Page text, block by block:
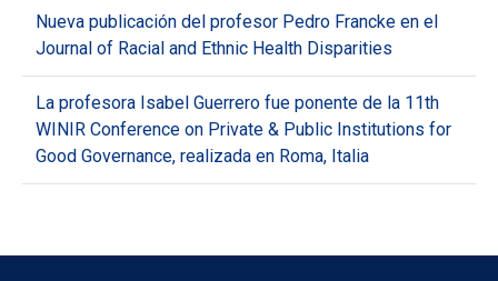
Nueva publicación del profesor Pedro Francke en el
Journal of Racial and Ethnic Health Disparities
La profesora Isabel Guerrero fue ponente de la 11th
WINIR Conference on Private & Public Institutions for
Good Governance, realizada en Roma, Italia